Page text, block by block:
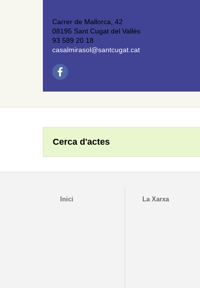
Carrer de Mallorca, 42
08195 Sant Cugat del Vallès
93 589 20 18
casalmirasol@santcugat.cat
Cerca d'actes
Inici La Xarxa